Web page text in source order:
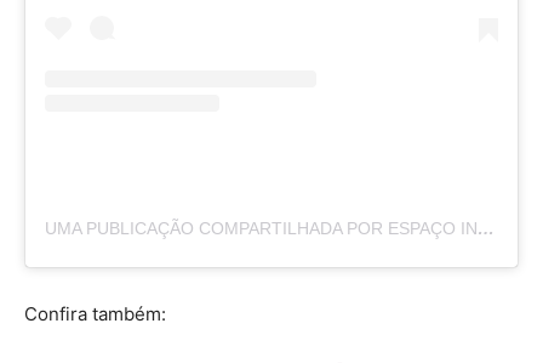
UMA PUBLICAÇÃO COMPARTILHADA POR ESPAÇO INTEGRALE (@ESPACOINTEGRALEE)
Confira também: